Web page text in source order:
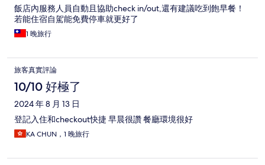
飯店內服務人員自動且協助check in/out,還有建議吃到飽早餐！
若能住宿自駕能免費停車就更好了
1 晚旅行
旅客真實評論
10/10 好極了
2024 年 8 月 13 日
登記入住和checkout快捷 早晨很讚 餐廳環境很好
KA CHUN，1 晚旅行